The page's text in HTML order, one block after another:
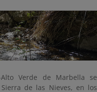
Verde de Marbella se
de las Nieves, en los